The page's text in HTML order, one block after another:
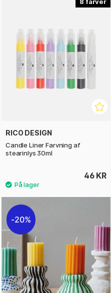
8
RICO DESIGN
Candle Liner Farvning af
stearinlys 30ml
46 KR
20%